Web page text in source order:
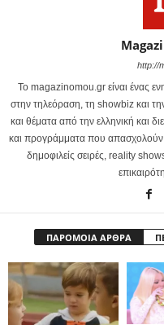
http://
Το magazinomou.gr είναι ένας
στην τηλεόραση, τη showbiz και την
και θέματα από την ελληνική και
και προγράμματα που απασχολούν
δημοφιλείς σειρές, reality
ΠΑΡΟΜΟΙΑ ΑΡΘΡΑ